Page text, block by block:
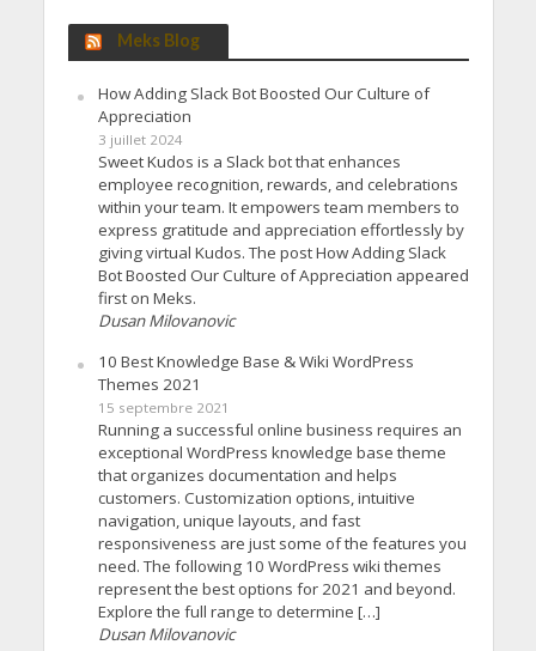
Meks Blog
How Adding Slack Bot Boosted Our Culture of
Appreciation
3 juillet 2024
Sweet Kudos is a Slack bot that enhances
employee recognition, rewards, and celebrations
within your team. It empowers team members to
express gratitude and appreciation effortlessly by
giving virtual Kudos. The post How Adding Slack
Bot Boosted Our Culture of Appreciation appeared
first on Meks.
Dusan Milovanovic
10 Best Knowledge Base & Wiki WordPress
Themes 2021
15 septembre 2021
Running a successful online business requires an
exceptional WordPress knowledge base theme
that organizes documentation and helps
customers. Customization options, intuitive
navigation, unique layouts, and fast
responsiveness are just some of the features you
need. The following 10 WordPress wiki themes
represent the best options for 2021 and beyond.
Explore the full range to determine […]
Dusan Milovanovic